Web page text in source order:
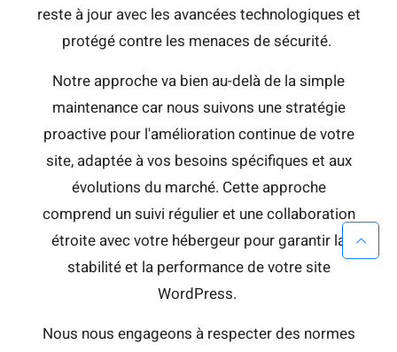
reste à jour avec les avancées technologiques et
protégé contre les menaces de sécurité.
Notre approche va bien au-delà de la simple
maintenance car nous suivons une stratégie
proactive pour l'amélioration continue de votre
site, adaptée à vos besoins spécifiques et aux
évolutions du marché. Cette approche
comprend un suivi régulier et une collaboration
étroite avec votre hébergeur pour garantir la
stabilité et la performance de votre site
WordPress.
Nous nous engageons à respecter des normes